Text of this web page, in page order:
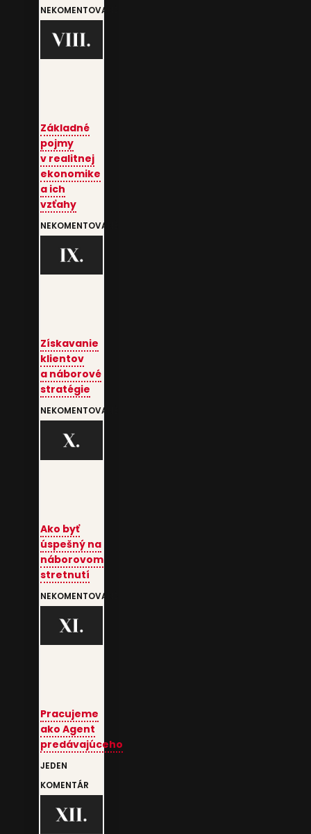
NEKOMENTOVANÉ
Základné
pojmy
v realitnej
ekonomike
a ich
vzťahy
NEKOMENTOVANÉ
Získavanie
klientov
a náborové
stratégie
NEKOMENTOVANÉ
Ako byť
úspešný na
náborovom
stretnutí
NEKOMENTOVANÉ
Pracujeme
ako Agent
predávajúceho
JEDEN
KOMENTÁR